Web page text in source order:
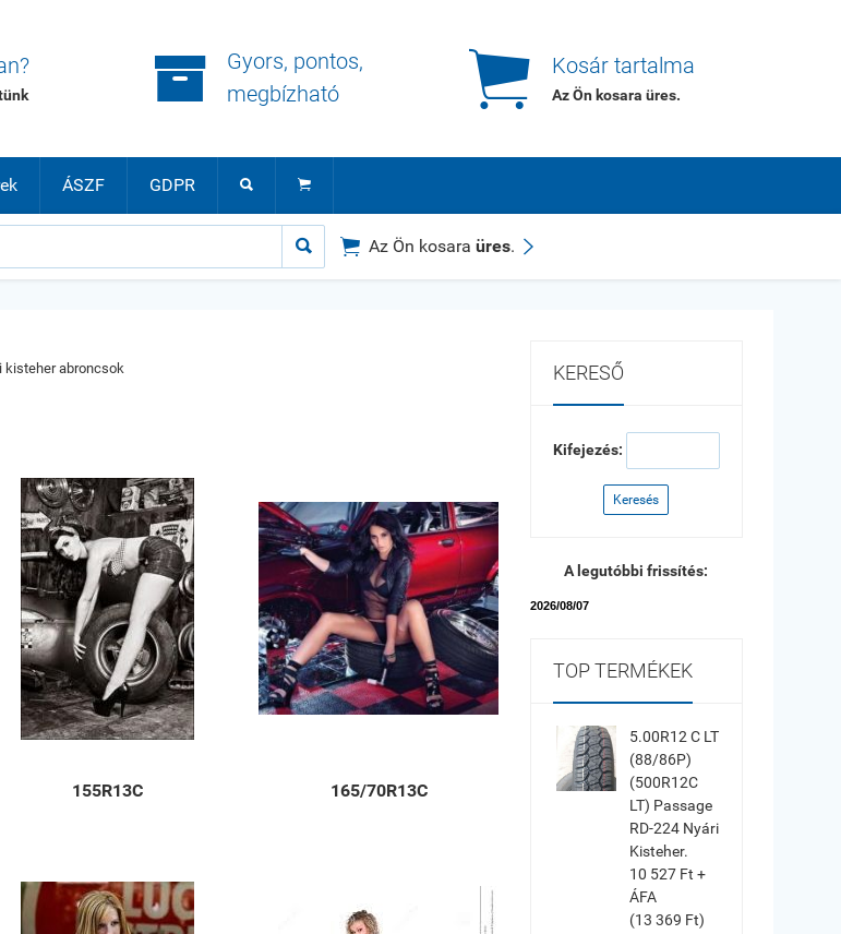

Gyors, pontos,
megbízható
 Kosár tartalma
Az Ön kosaraüres.
ÁSZF GDPR  
  Az Ön kosara üres. 
kisteher abroncsok
155R13C 165/70R13C
KERESŐ
Kifejezés:
Keresés
A legutóbbi frissítés:
2026/08/07
TOP TERMÉKEK
5.00R12 C LT
(88/86P)
(500R12C
LT) Passage
RD-224 Nyári
Kisteher.
10 527 Ft +
ÁFA
(13 369 Ft)